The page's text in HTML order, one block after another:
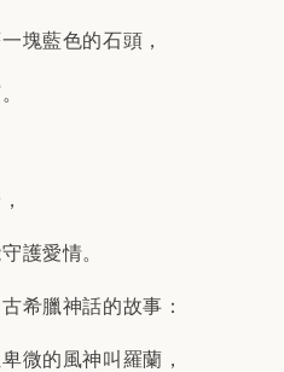
塊藍色的石頭，
護愛情。
希臘神話的故事：
微的風神叫羅蘭，